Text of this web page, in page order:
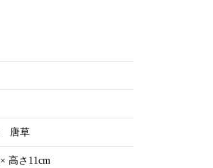
唐草
高さ11cm